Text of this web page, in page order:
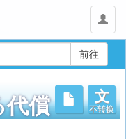
用
户
代償
文
不转换